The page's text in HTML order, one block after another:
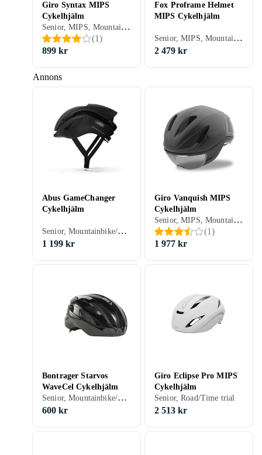
Annons
Giro Syntax MIPS
Cykelhjälm
Senior, MIPS, Mountainbike/Downhill/Trail, Road/Time trial, Stad/Pendling, Öppen
(1)
899 kr
Fox Proframe Helmet
MIPS Cykelhjälm
Senior, MIPS, Mountainbike/Downhill/Trail, BMX/Dirt, Heltäckande
2 479 kr
Abus GameChanger
Cykelhjälm
Senior, Mountainbike/Downhill/Trail, Road/Time trial, Öppen
1 199 kr
Giro Vanquish MIPS
Cykelhjälm
Senior, MIPS, Mountainbike/Downhill/Trail, Road/Time trial, Öppen
(1)
1 977 kr
Bontrager Starvos
WaveCel Cykelhjälm
Senior, Mountainbike/Downhill/Trail, Road/Time trial, Stad/Pendling
600 kr
Giro Eclipse Pro MIPS
Cykelhjälm
Senior, Road/Time trial
2 513 kr